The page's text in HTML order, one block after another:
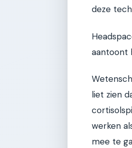
deze
aantoont
liet zien
werken
mee te